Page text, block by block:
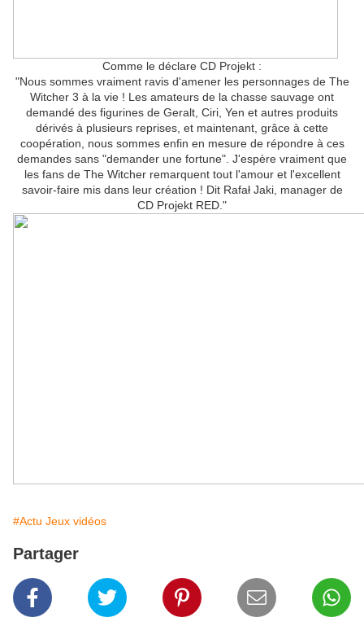
Comme le déclare CD Projekt :
"Nous sommes vraiment ravis d'amener les personnages de The
Witcher 3 à la vie ! Les amateurs de la chasse sauvage ont
demandé des figurines de Geralt, Ciri, Yen et autres produits
dérivés à plusieurs reprises, et maintenant, grâce à cette
coopération, nous sommes enfin en mesure de répondre à ces
demandes sans "demander une fortune". J'espère vraiment que
les fans de The Witcher remarquent tout l'amour et l'excellent
savoir-faire mis dans leur création ! Dit Rafał Jaki, manager de
CD Projekt RED."
#Actu Jeux vidéos
Partager